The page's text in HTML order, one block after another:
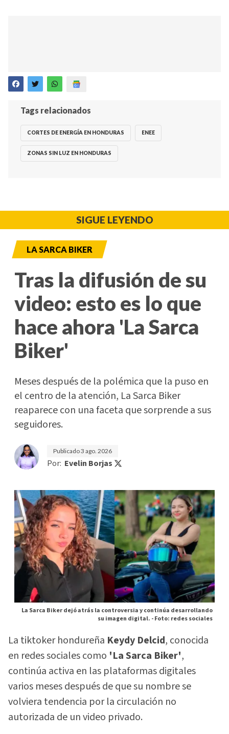
Tags relacionados
CORTES DE ENERGÍA EN HONDURAS ENEE
ZONAS SIN LUZ EN HONDURAS
SIGUE LEYENDO
LA SARCA BIKER
Tras la difusión de su
video: esto es lo que
hace ahora 'La Sarca
Biker'
Meses después de la polémica que la puso en
el centro de la atención, La Sarca Biker
reaparece con una faceta que sorprende a sus
seguidores.
Publicado3 ago. 2026
Por: Evelin Borjas
La Sarca Biker dejó atrás la controversia y continúa desarrollando
su imagen digital. -Foto: redes sociales
La tiktoker hondureña Keydy Delcid, conocida
en redes sociales como 'La Sarca Biker',
continúa activa en las plataformas digitales
varios meses después de que su nombre se
volviera tendencia por la circulación no
autorizada de un video privado.